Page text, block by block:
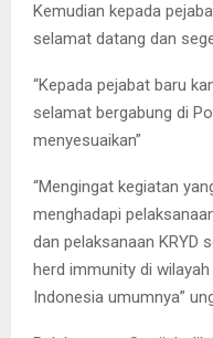
Kemudian kepada
selamat datang dan
“Kepada pejabat baru
selamat bergabung di
menyesuaikan”
“Mengingat kegiatan
menghadapi
dan pelaksanaan KRYD
herd immunity di
Indonesia umumnya”